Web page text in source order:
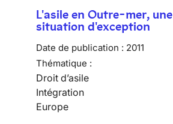
L'asile en Outre-mer, une
situation d'exception
Date de publication : 2011
Thématique :
Droit d’asile
Intégration
Europe